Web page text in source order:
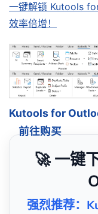
一键解锁 Kutools
效率倍增！
Kutools for
前往购买
🚀 一键
强烈推荐：